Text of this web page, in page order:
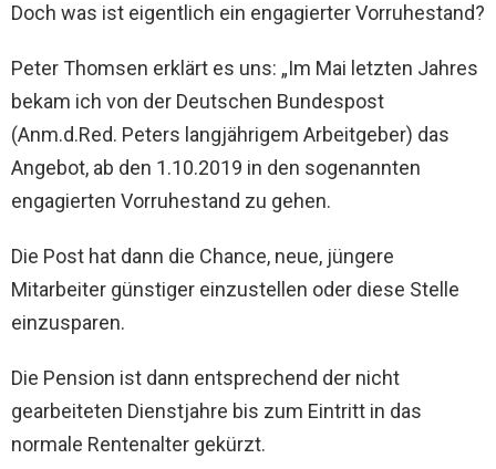
Doch was ist eigentlich ein engagierter Vorruhestand?
Peter Thomsen erklärt es uns: „Im Mai letzten Jahres
bekam ich von der Deutschen Bundespost
(Anm.d.Red. Peters langjährigem Arbeitgeber) das
Angebot, ab den 1.10.2019 in den sogenannten
engagierten Vorruhestand zu gehen.
Die Post hat dann die Chance, neue, jüngere
Mitarbeiter günstiger einzustellen oder diese Stelle
einzusparen.
Die Pension ist dann entsprechend der nicht
gearbeiteten Dienstjahre bis zum Eintritt in das
normale Rentenalter gekürzt.